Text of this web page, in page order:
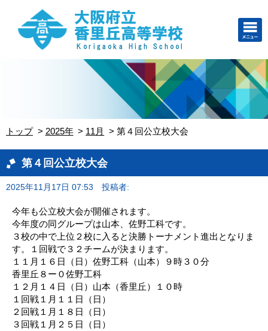
トップ 2025年 11月 第４回公立校大会
第４回公立校大会
2025年11月17日 07:53 投稿者:
今年も公立校大会が開催されます。
今年度の同グループは山本、佐野工科です。
３校の中で上位２校に入ると決勝トーナメント進出となりま
す。１回戦で３２チームが決まります。
１１月１６日（日）佐野工科（山本）９時３０分
香里丘８ー０佐野工科
１２月１４日（日）山本（香里丘）１０時
１回戦１月１１日（日）
２回戦１月１８日（日）
３回戦１月２５日（日）